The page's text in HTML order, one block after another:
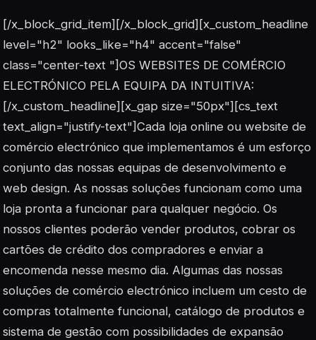
[/x_block_grid_item][/x_block_grid][x_custom_headline
level="h2" looks_like="h4" accent="false"
class="center-text "]OS WEBSITES DE COMÉRCIO
ELECTRÓNICO PELA EQUIPA DA INTUITIVA:
[/x_custom_headline][x_gap size="50px"][cs_text
text_align="justify-text"]Cada loja online ou website de
comércio electrónico que implementamos é um esforço
conjunto das nossas equipas de desenvolvimento e
web design. As nossas soluções funcionam como uma
loja pronta a funcionar para qualquer negócio. Os
nossos clientes poderão vender produtos, cobrar os
cartões de crédito dos compradores e enviar a
encomenda nesse mesmo dia. Algumas das nossas
soluções de comércio electrónico incluem um cesto de
compras totalmente funcional, catálogo de produtos e
sistema de gestão com possibilidades de expansão